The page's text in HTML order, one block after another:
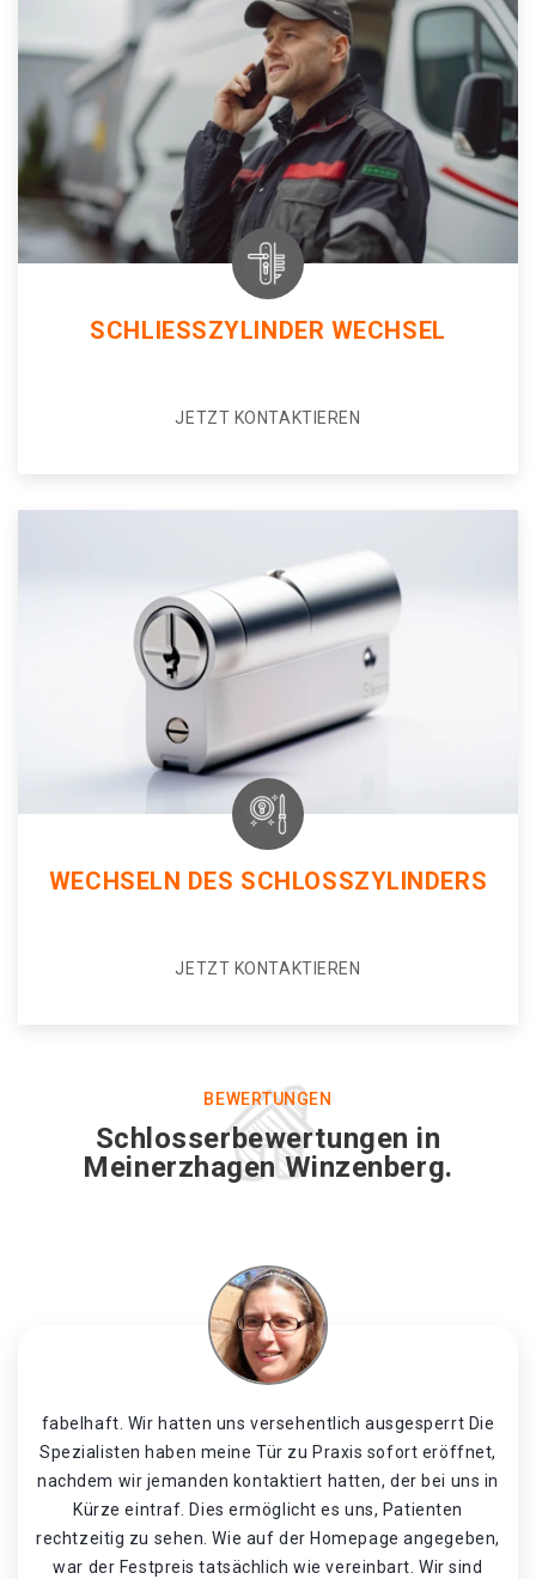
SCHLIESSZYLINDER WECHSEL
JETZT KONTAKTIEREN
WECHSELN DES SCHLOSSZYLINDERS
JETZT KONTAKTIEREN
BEWERTUNGEN
Schlosserbewertungen in
Meinerzhagen Winzenberg.
fabelhaft. Wir hatten uns versehentlich ausgesperrt Die
Spezialisten haben meine Tür zu Praxis sofort eröffnet,
nachdem wir jemanden kontaktiert hatten, der bei uns in
Kürze eintraf. Dies ermöglicht es uns, Patienten
rechtzeitig zu sehen. Wie auf der Homepage angegeben,
war der Festpreis tatsächlich wie vereinbart. Wir sind